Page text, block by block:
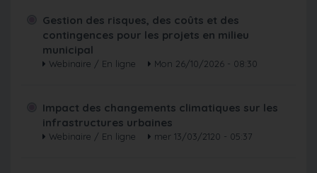
Gestion des risques, des coûts et des
contingences pour les projets en milieu
municipal
Webinaire / En ligne Mon 26/10/2026 - 08:30
Impact des changements climatiques sur les
infrastructures urbaines
Webinaire / En ligne mer 13/03/2120 - 05:37